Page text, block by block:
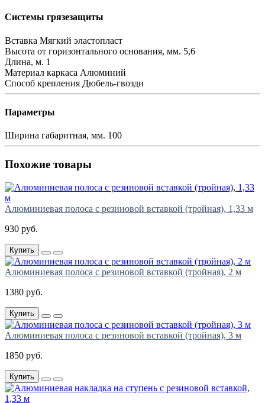
Системы грязезащиты
Вставка Мягкий эластопласт
Высота от горизонтального основания, мм. 5,6
Длина, м. 1
Материал каркаса Алюминий
Способ крепления Дюбель-гвозди
Параметры
Ширина габаритная, мм. 100
Похожие товары
Алюминиевая полоса с резиновой вставкой (тройная), 1,33 м
930 руб.
Купить
Алюминиевая полоса с резиновой вставкой (тройная), 2 м
1380 руб.
Купить
Алюминиевая полоса с резиновой вставкой (тройная), 3 м
1850 руб.
Купить